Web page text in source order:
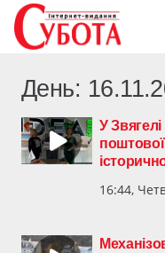
День:
У
16:44,